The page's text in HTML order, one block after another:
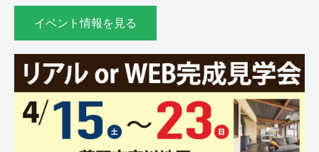
イベント情報を見る